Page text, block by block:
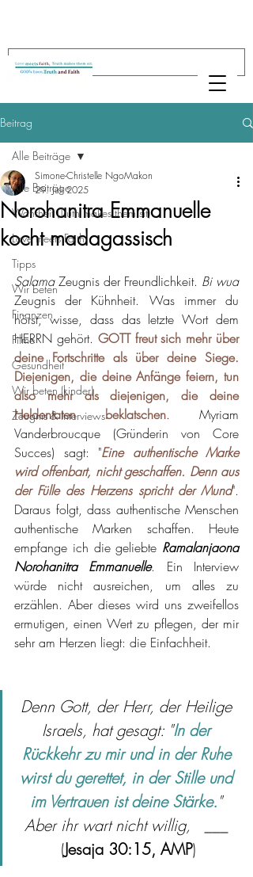
Beitrag
Alle Beiträge
Wahrheit (Truth makes them sit)
Love meets Faith
Tipps
Wir beten
Finanzen
Filme
Gesundheit
Wir beten (kinder)
Zeugnis & Interviews
Alle Beiträge
Norohanitra Emmanuelle
kocht madagassisch
Simone-Christelle NgoMakon
29. Juli 2025
Salama Zeugnis der Freundlichkeit.
Bi wua
Zeugnis der Kühnheit. Was immer du
hörst, wisse, dass das letzte Wort dem
HERRN gehört. GOTT freut sich mehr über
deine Fortschritte als über deine Siege.
Diejenigen, die deine Anfänge feiern, tun
also mehr als diejenigen, die deine
Heldentaten beklatschen. Myriam
Vanderbroucque (Gründerin von Core
Succes) sagt: "Eine authentische Marke
wird offenbart, nicht geschaffen. Denn aus
der Fülle des Herzens spricht der Mund".
Daraus folgt, dass authentische Menschen
authentische Marken schaffen. Heute
empfange ich die geliebte Ramalanjaona
Norohanitra Emmanuelle. Ein Interview
würde nicht ausreichen, um alles zu
erzählen. Aber dieses wird uns zweifellos
ermutigen, einen Wert zu pflegen, der mir
sehr am Herzen liegt: die Einfachheit.
Denn Gott, der Herr, der Heilige
Israels, hat gesagt: "In der
Rückkehr zu mir und in der Ruhe
wirst du gerettet, in der Stille und
im Vertrauen ist deine Stärke."
Aber ihr wart nicht willig,   ___
(Jesaja 30:15, AMP)